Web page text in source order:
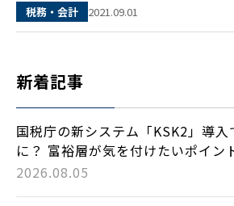
税務・会計 2021.09.01
新着記事
国税庁の新システム「KSK2」導入
に？ 富裕層が気を付けたいポイン
2026.08.05